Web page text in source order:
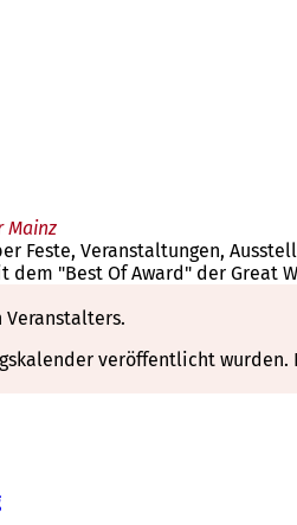
Mainz
Veranstaltungen,
"Best Of Award" der Great
veröffentlicht